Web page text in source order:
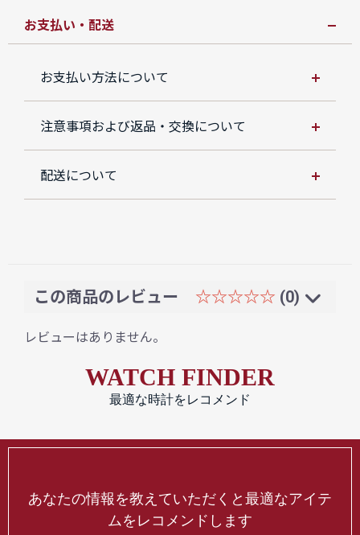
お支払い・配送
お支払い方法について
注意事項および返品・交換について
配送について
この商品のレビュー ☆☆☆☆☆ (0)
レビューはありません。
WATCH FINDER
最適な時計をレコメンド
あなたの情報を教えていただくと最適なアイテ
ムをレコメンドします